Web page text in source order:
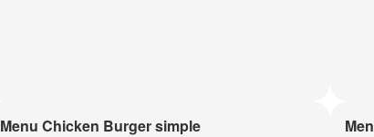
Menu Chicken Burger simple